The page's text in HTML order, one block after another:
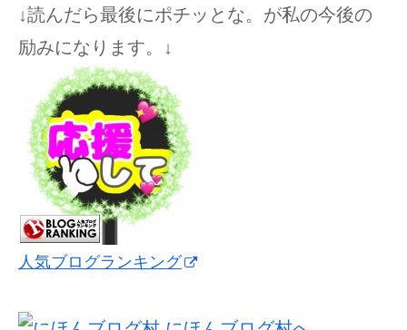
↓読んだら最後にポチッとな。が私の今後の
励みになります。↓
人気ブログランキング